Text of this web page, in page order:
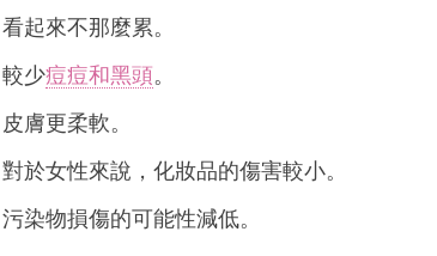
看起來不那麼累。
較少痘痘和黑頭。
皮膚更柔軟。
對於女性來說，化妝品的傷害較小。
污染物損傷的可能性減低。